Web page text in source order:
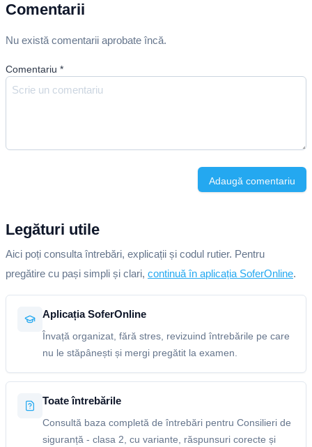
Comentarii
Nu există comentarii aprobate încă.
Comentariu *
Adaugă comentariu
Legături utile
Aici poți consulta întrebări, explicații și codul rutier. Pentru
pregătire cu pași simpli și clari, continuă în aplicația SoferOnline.
Aplicația SoferOnline
Învață organizat, fără stres, revizuind întrebările pe care
nu le stăpânești și mergi pregătit la examen.
Toate întrebările
Consultă baza completă de întrebări pentru Consilieri de
siguranță - clasa 2, cu variante, răspunsuri corecte și